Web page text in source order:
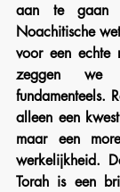
aan te gaan
Noachitische
voor een echte
zeggen we
fundamenteels.
alleen een
maar een
werkelijkheid.
Torah is een